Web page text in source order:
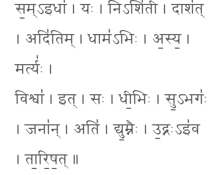
स॒म्ऽइधा॑ । यः । निऽशि॑ती । दाश॑त्
। अदि॑तिम् । धाम॑ऽभिः । अ॒स्य॒ ।
मर्त्यः॑ ।
विश्वा॑ । इत् । सः । धी॒भिः । सु॒ऽभगः॑
। जना॑न् । अति॑ । द्यु॒म्नैः । उ॒द्नःऽइ॑व
। ता॒रि॒ष॒त् ॥